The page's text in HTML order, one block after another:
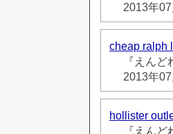
2013年
cheap ralph
『えん
2013年
hollister
『えん